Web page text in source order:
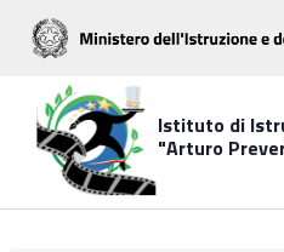
Salta
contenuto
Istituto di
"Arturo